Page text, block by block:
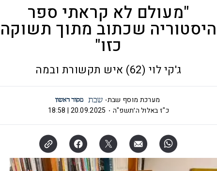
"מעולם לא קראתי ספר
היסטוריה שכתוב מתוך תשוקה
כזו"
ג'קי לוי (62) איש תקשורת ובמה
מערכת מוסף שבת
כ"ז באלול ה׳תשפ"ה
20.09.2025 | 18:58